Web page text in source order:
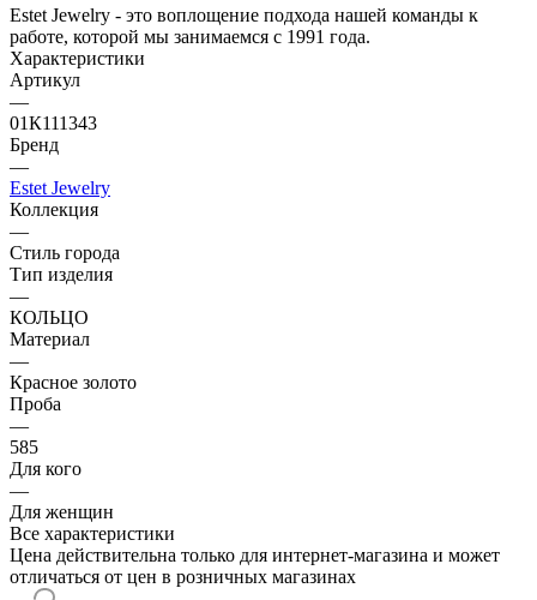
Estet Jewelry - это воплощение подхода нашей команды к
работе, которой мы занимаемся с 1991 года.
Характеристики
Артикул
—
01К111343
Бренд
—
Estet Jewelry
Коллекция
—
Стиль города
Тип изделия
—
КОЛЬЦО
Материал
—
Красное золото
Проба
—
585
Для кого
—
Для женщин
Все характеристики
Цена действительна только для интернет-магазина и может
отличаться от цен в розничных магазинах